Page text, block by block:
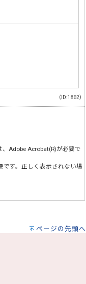
（ID:1862）
Adobe Acrobat(R)が必要で
です。正しく表示されない場
ページの先頭へ